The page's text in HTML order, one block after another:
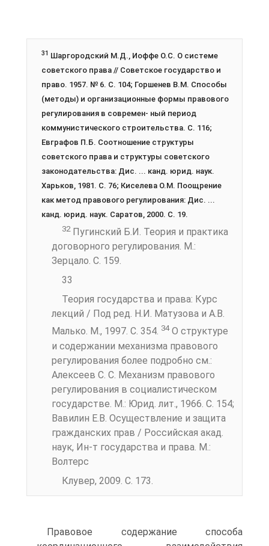
31 Шаргородский М.Д., Иоффе О.С. О системе
советского права // Советское государство и
право. 1957. № 6. С. 104; Горшенев В.М. Способы
(методы) и организационные формы правового
регулирования в современ- ный период
коммунистического строительства. С. 116;
Евграфов П.Б. Соотношение структуры
советского права и структуры советского
законодательства: Дис. ... канд. юрид. наук.
Харьков, 1981. С. 76; Киселева О.М. Поощрение
как метод правового регулирования: Дис. ...
канд. юрид. наук. Саратов, 2000. С. 19.
32Пугинский Б.И. Теория и практика
договорного регулирования. М.:
Зерцало. С. 159.
33
Теория государства и права: Курс
лекций / Под ред. Н.И. Матузова и А.В.
Малько. М., 1997. С. 354. 34О структуре
и содержании механизма правового
регулирования более подробно см.:
Алексеев С. С. Меха­низм правового
регулирования в социалистическом
государстве. М.: Юрид. лит., 1966. С. 154;
Вавилин Е.В. Осуществление и защита
гражданских прав / Российская акад.
наук, Ин-т государства и права. М.:
Волтерс
Клувер, 2009. С. 173.
Правовое содержание способа